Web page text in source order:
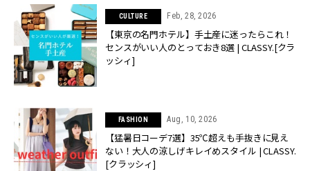
CULTURE Feb, 28, 2026
【東京の名門ホテル】手土産に迷ったらこれ！
センスがいい人のとっておき8選 | CLASSY.[クラ
ッシィ]
FASHION Aug, 10, 2026
【猛暑日コーデ7選】35℃超えも手抜きに見え
ない！大人の涼しげキレイめスタイル | CLASSY.
[クラッシィ]